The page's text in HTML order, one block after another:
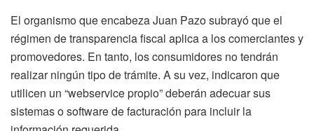
El organismo que encabeza Juan Pazo subrayó que el
régimen de transparencia fiscal aplica a los comerciantes y
promovedores. En tanto, los consumidores no tendrán
realizar ningún tipo de trámite. A su vez, indicaron que
utilicen un “webservice propio” deberán adecuar sus
sistemas o software de facturación para incluir la